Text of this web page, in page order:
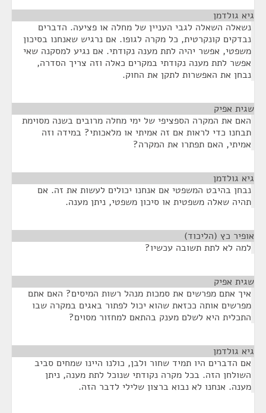
גיא גולדמן
נשאלה השאלה לגבי העניין של מחלה או פציעה. הדברים
נבדקים קונקרטית, כל מקרה לגופו. אם נרגיש שאנחנו בסיכון
משפטי, אפשר יהיה לתת מענה נקודתי. אם נגיע למסקנה שאי
אפשר לתת מענה נקודתי במקרים כאלה וזה צריך הסדרה,
נבחן את האפשרות לתקן את החוק.
שגית אפיק
האם את המקרה הספציפי של ימי מחלה מרובים בשנה מסוימת
תבחנו כדי לראות אם זה אמיתי או מלאכותי? במידה וזה
אמיתי, האם תפתרו את המקרה?
גיא גולדמן
נבחן בהיבט המשפטי אם אנחנו יכולים לעשות את זה. אם
תהיה שאלה משפטית או סיכון משפטי, ניתן מענה.
אופיר כץ (הליכוד)
למה לא לתת תשובה עכשיו?
שגית אפיק
איך אתם מפרשים את סמכות מנהל רשות המיסים? האם אתם
מפרשים אותה ככזאת שהוא יכול לפתור באגים במקרה שבו
התכלית היא לשלם מענק בהתאם למחזור מסוים?
גיא גולדמן
אם הדברים היו תמיד שחור ולבן, כולנו היינו שמחים סביב
השולחן הזה. בכל מקרה נקודתי שנוכל לתת מענה, ניתן
מענה. אנחנו לא נבוא ברצון שלילי לדבר הזה.